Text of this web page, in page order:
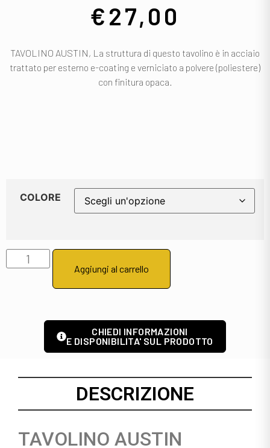
€27,00
TAVOLINO AUSTIN, La struttura di questo tavolino è in acciaio
trattato per esterno e-coating e verniciato a polvere (poliestere)
con finitura opaca.
COLORE
Aggiungi al carrello
CHIEDI INFORMAZIONI
E DISPONIBILITA' SUL PRODOTTO
DESCRIZIONE
TAVOLINO AUSTIN